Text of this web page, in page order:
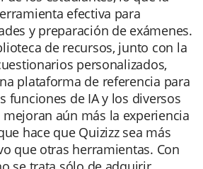
efectiva para
y preparación de exámenes.
de recursos, junto con la
personalizados,
plataforma de referencia para
funciones de IA y los diversos
aún más la experiencia
hace que Quizizz sea más
que otras herramientas. Con